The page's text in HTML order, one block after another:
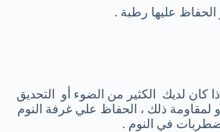
عليها رطبة .
كان لديك الكثير من الضوء أو التحديق
ذلك ، الحفاظ علي غرفة النوم
في النوم .